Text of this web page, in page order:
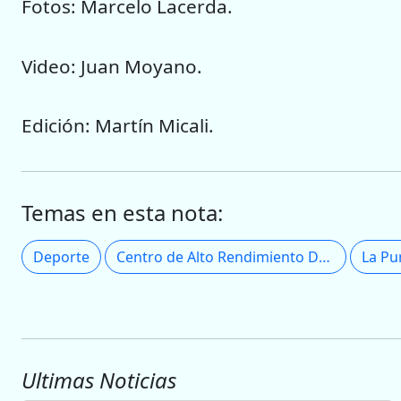
Fotos: Marcelo Lacerda.
Video: Juan Moyano.
Edición: Martín Micali.
Temas en esta nota:
Deporte Centro de Alto Rendimiento Deportivo La
Ultimas Noticias